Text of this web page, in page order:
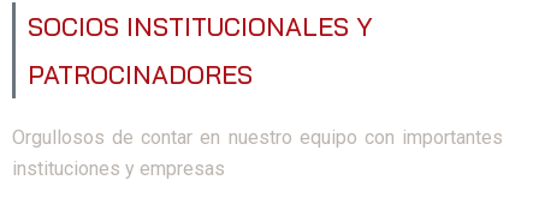
SOCIOS INSTITUCIONALES Y
PATROCINADORES
Orgullosos de contar en nuestro equipo con importantes
instituciones y empresas